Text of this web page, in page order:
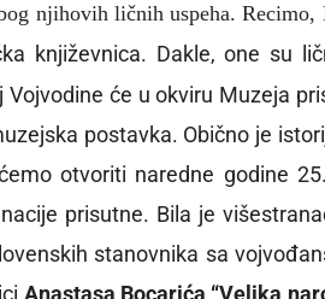
njihovih ličnih uspeha. Recimo,
književnica. Dakle, one su
će u okviru Muzeja
postavka. Obično je
otvoriti naredne godine
prisutne. Bila je
stanovnika sa